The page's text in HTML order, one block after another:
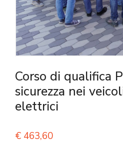
Corso di qualifica
sicurezza nei
elettrici
€ 463,60